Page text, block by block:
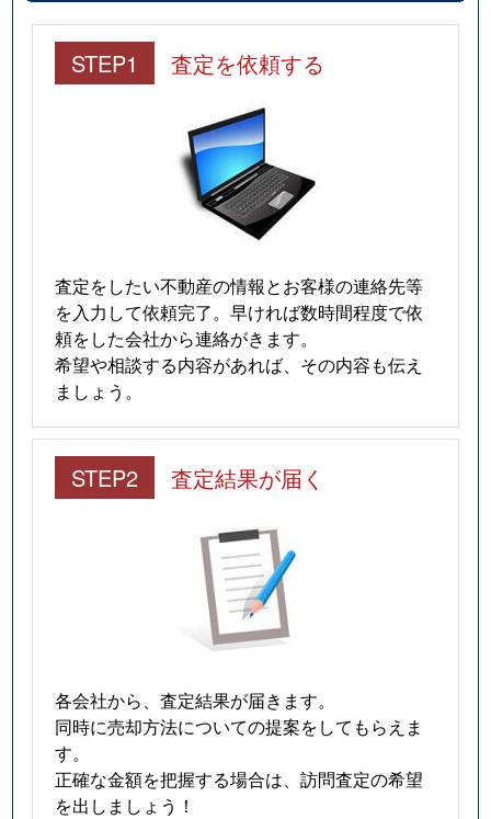
STEP1 査定を依頼する
査定をしたい不動産の情報とお客様の連絡先等
を入力して依頼完了。早ければ数時間程度で依
頼をした会社から連絡がきます。
希望や相談する内容があれば、その内容も伝え
ましょう。
STEP2 査定結果が届く
各会社から、査定結果が届きます。
同時に売却方法についての提案をしてもらえま
す。
正確な金額を把握する場合は、訪問査定の希望
を出しましょう！